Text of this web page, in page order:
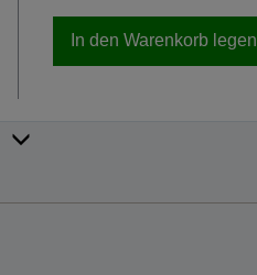
In den Warenkorb legen